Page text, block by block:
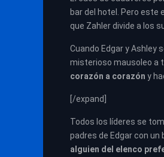
bar del hotel. Pero este
que Zahler divide a los
Cuando Edgar y Ashley
misterioso mausoleo a
corazón a corazón y
[/expand]
Todos los líderes se
padres de Edgar con un
alguien del elenco